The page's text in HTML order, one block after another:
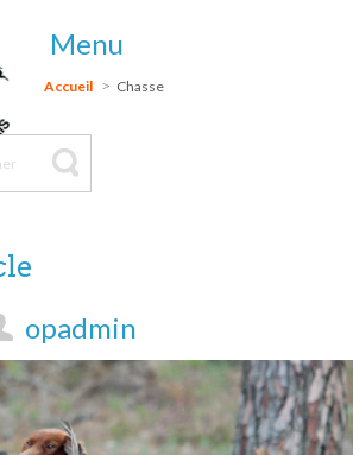
Menu
Accueil Chasse
opadmin